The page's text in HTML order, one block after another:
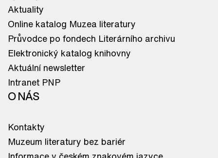
Aktuality
Online katalog Muzea literatury
Průvodce po fondech Literárního archivu
Elektronický katalog knihovny
Aktuální newsletter
Intranet PNP
O NÁS
Kontakty
Muzeum literatury bez bariér